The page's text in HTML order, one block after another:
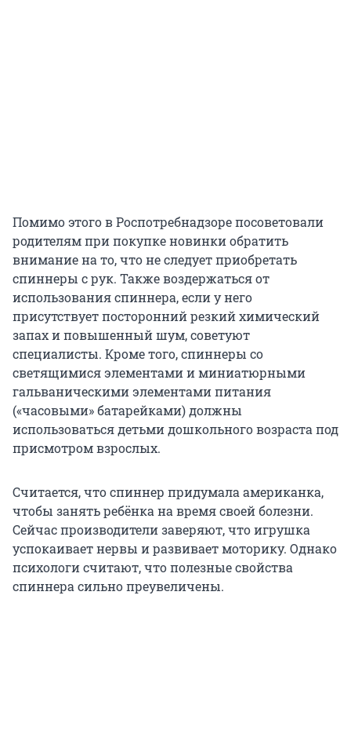
Помимо этого в Роспотребнадзоре посоветовали
родителям при покупке новинки обратить
внимание на то, что не следует приобретать
спиннеры с рук. Также воздержаться от
использования спиннера, если у него
присутствует посторонний резкий химический
запах и повышенный шум, советуют
специалисты. Кроме того, спиннеры со
светящимися элементами и миниатюрными
гальваническими элементами питания
(«часовыми» батарейками) должны
использоваться детьми дошкольного возраста под
присмотром взрослых.
Считается, что спиннер придумала американка,
чтобы занять ребёнка на время своей болезни.
Сейчас производители заверяют, что игрушка
успокаивает нервы и развивает моторику. Однако
психологи считают, что полезные свойства
спиннера сильно преувеличены.